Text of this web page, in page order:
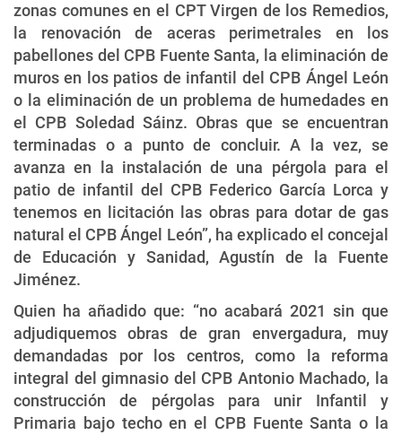
zonas comunes en el CPT Virgen de los Remedios,
la renovación de aceras perimetrales en los
pabellones del CPB Fuente Santa, la eliminación de
muros en los patios de infantil del CPB Ángel León
o la eliminación de un problema de humedades en
el CPB Soledad Sáinz. Obras que se encuentran
terminadas o a punto de concluir. A la vez, se
avanza en la instalación de una pérgola para el
patio de infantil del CPB Federico García Lorca y
tenemos en licitación las obras para dotar de gas
natural el CPB Ángel León”, ha explicado el concejal
de Educación y Sanidad, Agustín de la Fuente
Jiménez.
Quien ha añadido que: “no acabará 2021 sin que
adjudiquemos obras de gran envergadura, muy
demandadas por los centros, como la reforma
integral del gimnasio del CPB Antonio Machado, la
construcción de pérgolas para unir Infantil y
Primaria bajo techo en el CPB Fuente Santa o la